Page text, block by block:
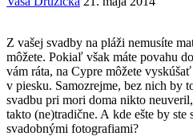
Z vašej svadby na pláži nemusíte
môžete. Pokiaľ však máte povahu
vám ráta, na Cypre môžete
v piesku. Samozrejme, bez nich by
svadbu pri mori doma nikto
takto (ne)tradične. A kde ešte by
svadobnými fotografiami?